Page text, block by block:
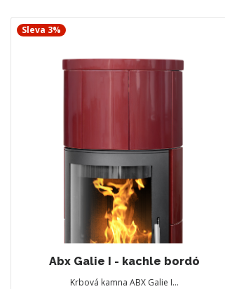
Sleva 3%
Abx Galie I - kachle bordó
Krbová kamna ABX Galie I…